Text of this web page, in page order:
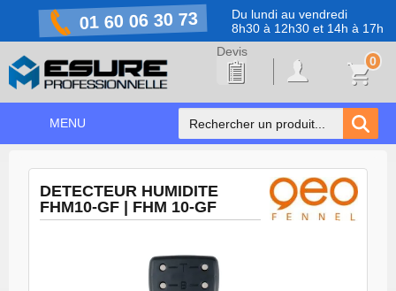
01 60 06 30 73
Du lundi au vendredi
8h30 à 12h30 et 14h à 17h
0
MENU
NOS PRODUITS
DETECTEUR HUMIDITE
FHM10-GF | FHM 10-GF